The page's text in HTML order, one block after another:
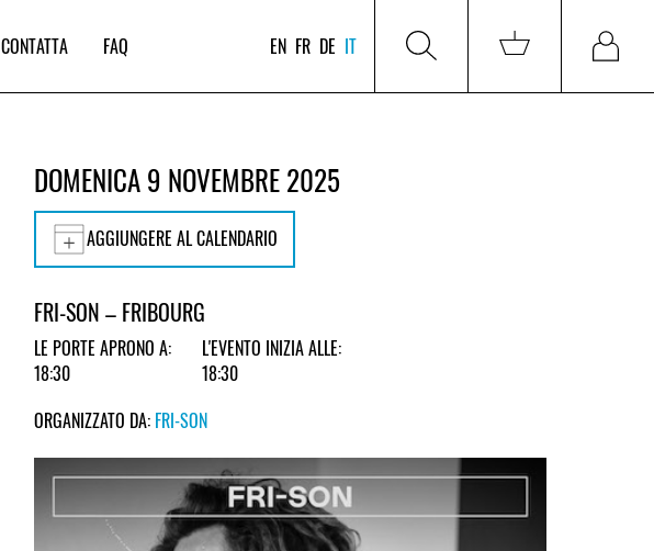
CONTATTA FAQ EN FR DE IT
DOMENICA 9 NOVEMBRE 2025
AGGIUNGERE AL CALENDARIO
FRI-SON – FRIBOURG
LE PORTE APRONO A:
18:30
L'EVENTO INIZIA ALLE:
18:30
ORGANIZZATO DA: FRI-SON